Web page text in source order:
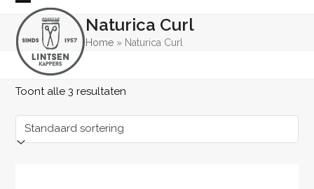
Skip
content
Open
mobile
menu
Close
mobile
menu
Naturica Curl
Home » Naturica Curl
Toont alle 3 resultaten